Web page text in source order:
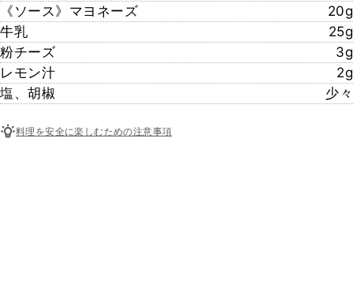
《ソース》マヨネーズ
20g
牛乳
25g
粉チーズ
3g
レモン汁
2g
塩、胡椒
少々
料理を安全に楽しむための注意事項